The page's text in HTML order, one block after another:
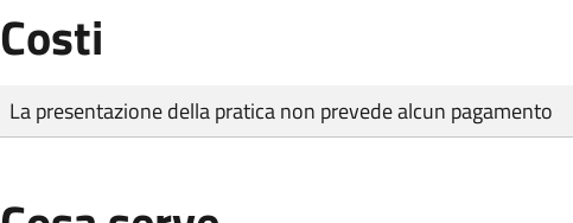
Costi
Tipo di pagamento
Importo
La presentazione della pratica non prevede alcun pagamento